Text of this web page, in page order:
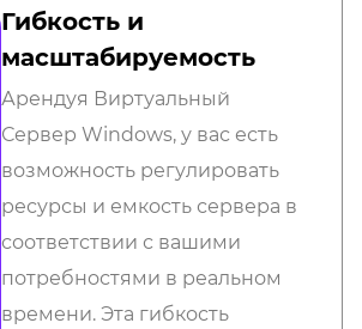
Гибкость и
масштабируемость
Арендуя Виртуальный
Сервер Windows, у вас есть
возможность регулировать
ресурсы и емкость сервера в
соответствии с вашими
потребностями в реальном
времени. Эта гибкость